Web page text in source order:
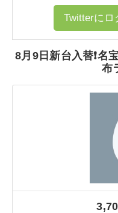
Twitterにロ
8月9日新台入替❗️名
布